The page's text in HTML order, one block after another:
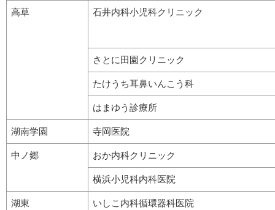
高草 石井内科小児科クリニック
さとに田園クリニック
たけうち耳鼻いんこう科
はまゆう診療所
湖南学園 寺岡医院
中ノ郷 おか内科クリニック
横浜小児科内科医院
湖東 いしこ内科循環器科医院